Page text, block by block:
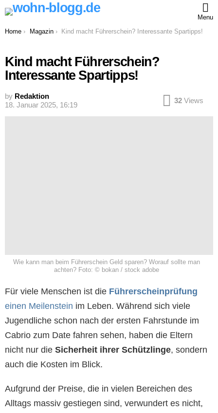
Menu
You are here:
Home Magazin Kind macht Führerschein? Interessante Spartipps!
Kind macht Führerschein?
Interessante Spartipps!
by Redaktion
18. Januar 2025, 16:19
32 Views
Wie kann man beim Führerschein Geld sparen? Worauf sollte man
achten? Foto: © bokan / stock adobe
Für viele Menschen ist die Führerscheinprüfung
einen Meilenstein im Leben. Während sich viele
Jugendliche schon nach der ersten Fahrstunde im
Cabrio zum Date fahren sehen, haben die Eltern
nicht nur die Sicherheit ihrer Schützlinge, sondern
auch die Kosten im Blick.
Aufgrund der Preise, die in vielen Bereichen des
Alltags massiv gestiegen sind, verwundert es nicht,